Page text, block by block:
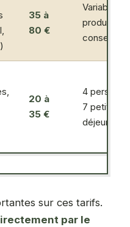
35 à
80 €
Variable,
produits de
20 à
35 €
4
7 petits-
déjeuners
sur ces tarifs.
par le